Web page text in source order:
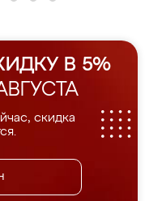
В 5%
скидка